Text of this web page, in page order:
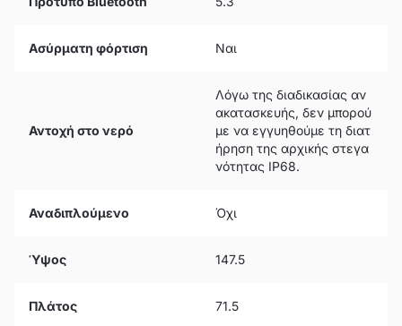
Ασύρματη φόρτιση Ναι
Αντοχή στο νερό
Λόγω της διαδικασίας αν
ακατασκευής, δεν μπορού
με να εγγυηθούμε τη διατ
ήρηση της αρχικής στεγα
νότητας IP68.
Αναδιπλούμενο Όχι
Ύψος 147.5
Πλάτος 71.5